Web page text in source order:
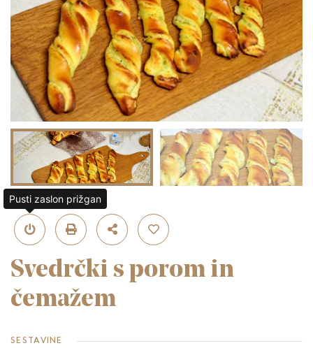
Svedrčki s porom in
čemažem
SESTAVINE
Pusti zaslon prižgan